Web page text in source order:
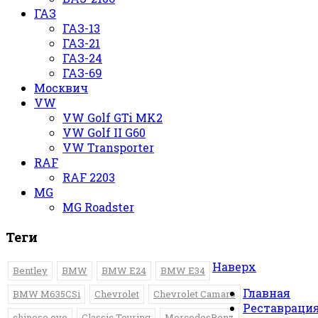
ГАЗ
ГАЗ-13
ГАЗ-21
ГАЗ-24
ГАЗ-69
Москвич
VW
VW Golf GTi MK2
VW Golf II G60
VW Transporter
RAF
RAF 2203
MG
MG Roadster
Теги
Bentley BMW BMW E24
BMW E34
BMW M635CSi
Chevrolet
Chevrolet Camaro
Наверх
Главная